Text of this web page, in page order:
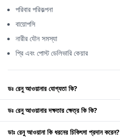
পরিবার পরিকল্পনা
বায়োপসি
নারীর যৌন সমস্যা
প্রি এবং পোস্ট ডেলিভারি কেয়ার
ডঃ রেনু আওয়ানার যোগ্যতা কি?
ডঃ রেনু আওয়ানার দক্ষতার ক্ষেত্র কি কি?
ডাঃ রেনু আওয়ানা কি ধরনের চিকিৎসা প্রদান করেন?